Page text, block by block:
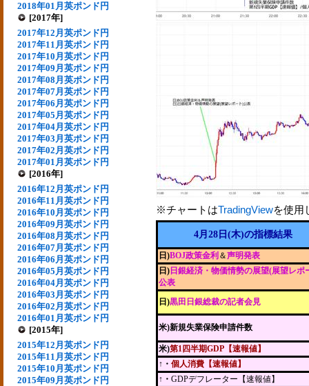
2018年01月英ポンド円
[2017年]
2017年12月英ポンド円
2017年11月英ポンド円
2017年10月英ポンド円
2017年09月英ポンド円
2017年08月英ポンド円
2017年07月英ポンド円
2017年06月英ポンド円
2017年05月英ポンド円
2017年04月英ポンド円
2017年03月英ポンド円
2017年02月英ポンド円
2017年01月英ポンド円
[2016年]
2016年12月英ポンド円
2016年11月英ポンド円
2016年10月英ポンド円
2016年09月英ポンド円
2016年08月英ポンド円
2016年07月英ポンド円
2016年06月英ポンド円
2016年05月英ポンド円
2016年04月英ポンド円
2016年03月英ポンド円
2016年02月英ポンド円
2016年01月英ポンド円
[2015年]
2015年12月英ポンド円
2015年11月英ポンド円
2015年10月英ポンド円
2015年09月英ポンド円
※チャートはTradingViewを使用
4月28日(木)の指標結果
日)BOJ政策金利 ＆声明発表
日) 日銀経済・物価情勢の展望(展望レポ
公表
日)黒田日銀総裁の記者会見
米)新規失業保険申請件数
米)第1四半期GDP【速報値】
↑・ 個人消費【速報値】
↑・ GDPデフレーター【速報値】